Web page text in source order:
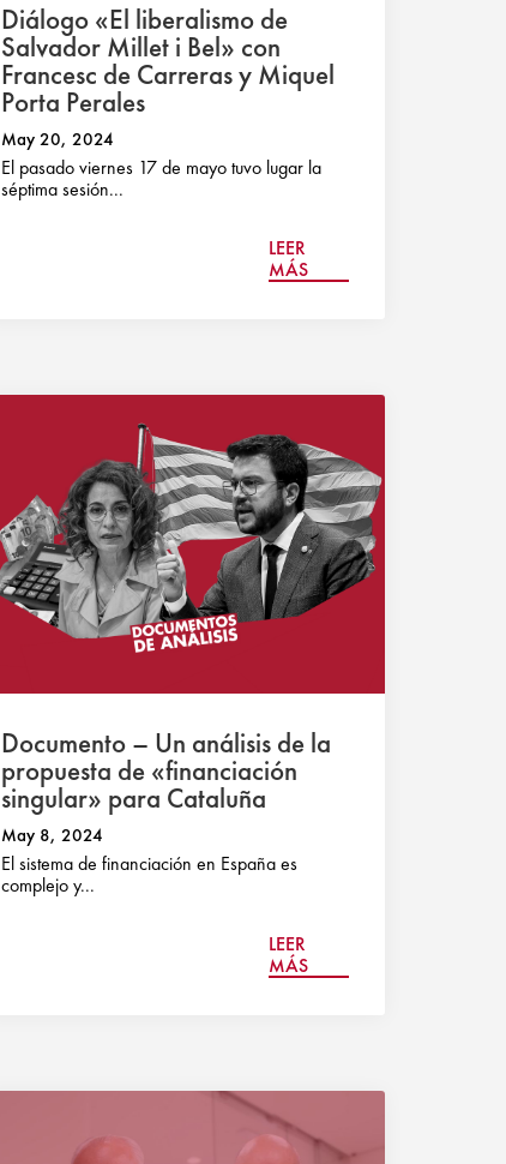
Diálogo «El liberalismo de
Salvador Millet i Bel» con
Francesc de Carreras y Miquel
Porta Perales
May 20, 2024
El pasado viernes 17 de mayo tuvo lugar la
séptima sesión...
LEER
MÁS
Documento – Un análisis de la
propuesta de «financiación
singular» para Cataluña
May 8, 2024
El sistema de financiación en España es
complejo y...
LEER
MÁS